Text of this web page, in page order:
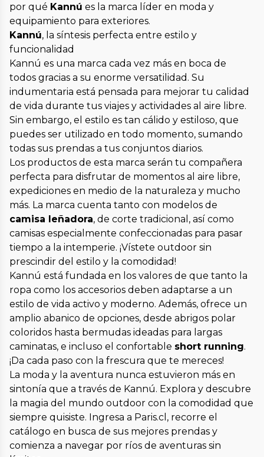
por qué Kannú es la marca líder en moda y
equipamiento para exteriores.
Kannú, la síntesis perfecta entre estilo y
funcionalidad
Kannú es una marca cada vez más en boca de
todos gracias a su enorme versatilidad. Su
indumentaria está pensada para mejorar tu calidad
de vida durante tus viajes y actividades al aire libre.
Sin embargo, el estilo es tan cálido y estiloso, que
puedes ser utilizado en todo momento, sumando
todas sus prendas a tus conjuntos diarios.
Los productos de esta marca serán tu compañera
perfecta para disfrutar de momentos al aire libre,
expediciones en medio de la naturaleza y mucho
más. La marca cuenta tanto con modelos de
camisa leñadora, de corte tradicional, así como
camisas especialmente confeccionadas para pasar
tiempo a la intemperie. ¡Vístete outdoor sin
prescindir del estilo y la comodidad!
Kannú está fundada en los valores de que tanto la
ropa como los accesorios deben adaptarse a un
estilo de vida activo y moderno. Además, ofrece un
amplio abanico de opciones, desde abrigos polar
coloridos hasta bermudas ideadas para largas
caminatas, e incluso el confortable short running.
¡Da cada paso con la frescura que te mereces!
La moda y la aventura nunca estuvieron más en
sintonía que a través de Kannú. Explora y descubre
la magia del mundo outdoor con la comodidad que
siempre quisiste. Ingresa a Paris.cl, recorre el
catálogo en busca de sus mejores prendas y
comienza a navegar por ríos de aventuras sin